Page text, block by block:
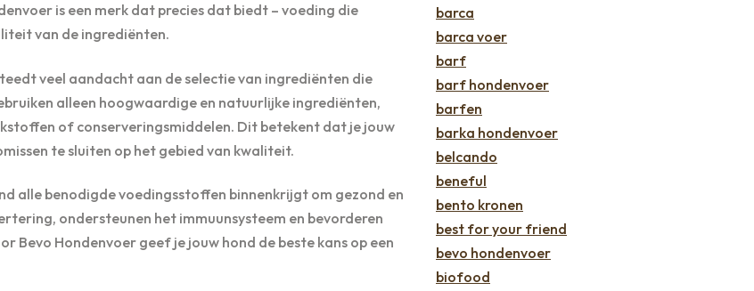
is een merk dat precies dat biedt – voeding die
van de ingrediënten.
veel aandacht aan de selectie van ingrediënten die
alleen hoogwaardige en natuurlijke ingrediënten,
of conserveringsmiddelen. Dit betekent dat je jouw
te sluiten op het gebied van kwaliteit.
alle benodigde voedingsstoffen binnenkrijgt om gezond en
ondersteunen het immuunsysteem en bevorderen
Bevo Hondenvoer geef je jouw hond de beste kans op een
barca
barca voer
barf
barf hondenvoer
barfen
barka hondenvoer
belcando
beneful
bento kronen
best for your friend
bevo hondenvoer
biofood